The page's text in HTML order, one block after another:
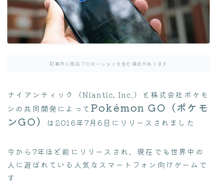
よくある質問集
病院探し
通院ガイド
記事内に商品プロモーションを含む場合があります
ナイアンティック（Niantic, Inc.）と株式会社ポケモ
ンの共同開発によって Pokémon GO（ポケモ
ンGO） は2016年7月6日にリリースされました
今から7年ほど前にリリースされ、現在でも世界中の
人に遊ばれている人気なスマートフォン向けゲームで
す